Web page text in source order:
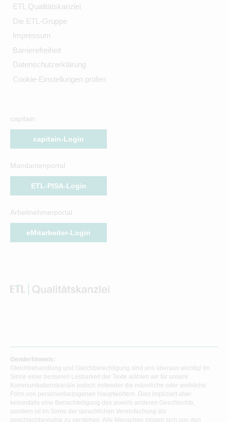
ETL Qualitätskanzlei
Die ETL-Gruppe
Impressum
Barrierefreiheit
Datenschutzerklärung
Cookie-Einstellungen prüfen
capitain
capitain-Login
Mandantenportal
ETL-PISA-Login
Arbeitnehmerportal
eMitarbeiter-Login
Genderhinweis:
Gleichbehandlung und Gleichberechtigung sind uns überaus wichtig! Im
Sinne einer besseren Lesbarkeit der Texte wählen wir für unsere
Kommunikationskanäle jedoch entweder die männliche oder weibliche
Form von personenbezogenen Hauptwörtern. Dies impliziert aber
keinesfalls eine Benachteiligung des jeweils anderen Geschlechts,
sondern ist im Sinne der sprachlichen Vereinfachung als
geschlechtsneutral zu verstehen. Alle Menschen mögen sich von den